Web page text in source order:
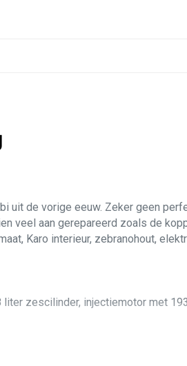
uit de vorige eeuw. Zeker geen
veel aan gerepareerd zoals de
Karo interieur, zebranohout,
zescilinder, injectiemotor met